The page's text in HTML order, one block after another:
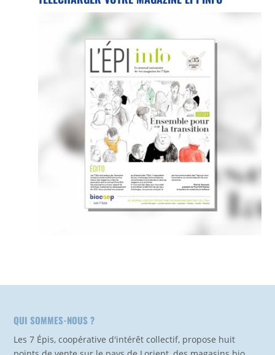
QUI SOMMES-NOUS ?
Les 7 Épis, coopérative d'intérêt collectif, propose huit